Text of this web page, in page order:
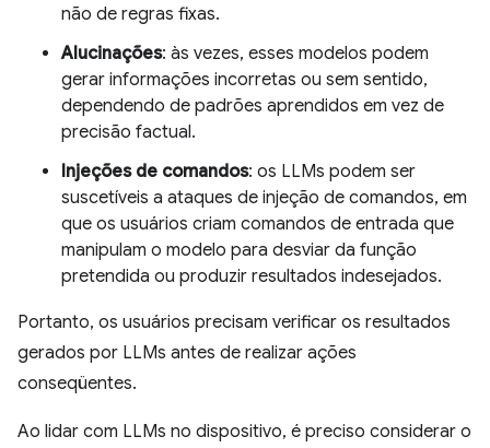
não de regras fixas.
Alucinações: às vezes, esses modelos podem
gerar informações incorretas ou sem sentido,
dependendo de padrões aprendidos em vez de
precisão factual.
Injeções de comandos: os LLMs podem ser
suscetíveis a ataques de injeção de comandos, em
que os usuários criam comandos de entrada que
manipulam o modelo para desviar da função
pretendida ou produzir resultados indesejados.
Portanto, os usuários precisam verificar os resultados
gerados por LLMs antes de realizar ações
conseqüentes.
Ao lidar com LLMs no dispositivo, é preciso considerar o